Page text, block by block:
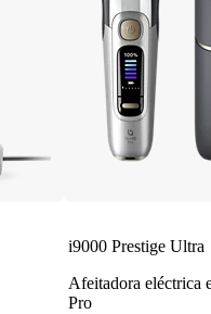
i9000 Prestige Ultra
Afeitadora eléctrica
Pro